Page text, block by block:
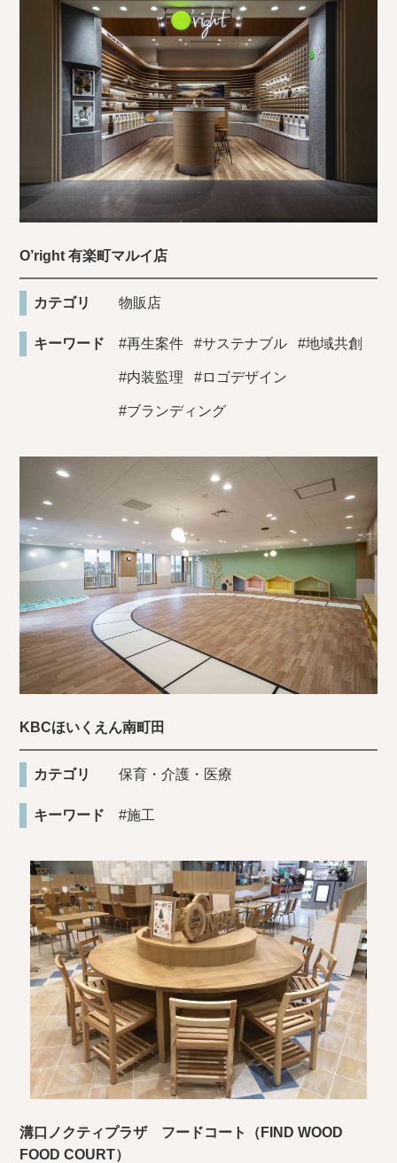
O’right 有楽町マルイ店
カテゴリ 物販店
キーワード #再生案件 #サステナブル #地域共創
#内装監理 #ロゴデザイン
#ブランディング
KBCほいくえん南町田
カテゴリ 保育・介護・医療
キーワード #施工
溝口ノクティプラザ フードコート（FIND WOOD
FOOD COURT）